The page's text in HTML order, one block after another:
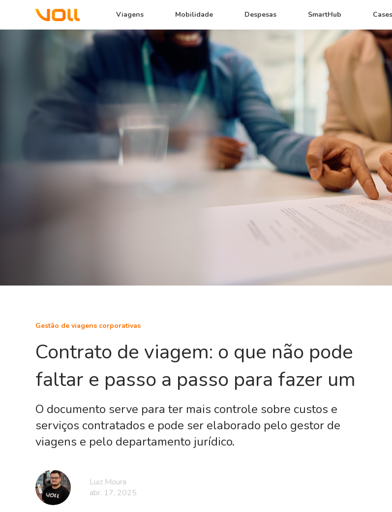
Viagens Mobilidade Despesas SmartHub Cases
Gestão de viagens corporativas
Contrato de viagem: o que não pode
faltar e passo a passo para fazer um
O documento serve para ter mais controle sobre custos e
serviços contratados e pode ser elaborado pelo gestor de
viagens e pelo departamento jurídico.
Luiz Moura
abr. 17, 2025